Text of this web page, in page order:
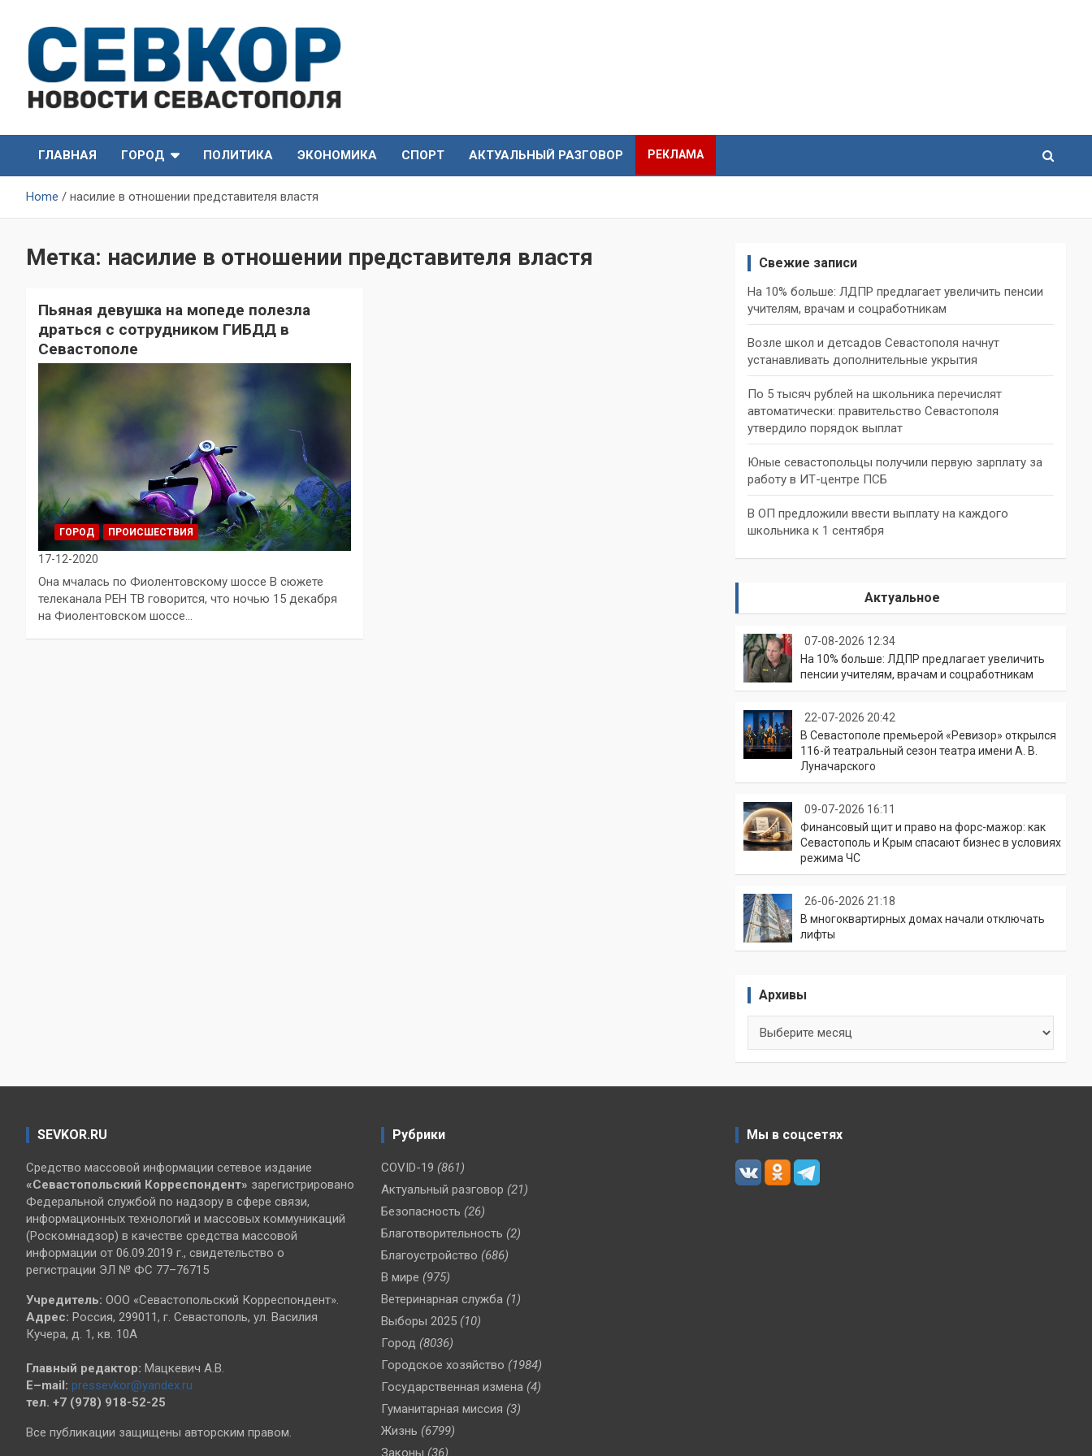
content
СевКор — Новости
Севастополя
Севастополя
ГЛАВНАЯ
ГОРОД ПОЛИТИКА ЭКОНОМИКА СПОРТ АКТУАЛЬНЫЙ РАЗГОВОР РЕКЛАМА
Home насилие в отношении представителя властя
Метка: насилие в отношении представителя властя
Пьяная девушка на мопеде полезла
драться с сотрудником ГИБДД в
Севастополе
ГОРОД ПРОИСШЕСТВИЯ
17-12-2020
Она мчалась по Фиолентовскому шоссе В сюжете
телеканала РЕН ТВ говорится, что ночью 15 декабря
на Фиолентовском шоссе…
Свежие записи
На 10% больше: ЛДПР предлагает увеличить пенсии
учителям, врачам и соцработникам
Возле школ и детсадов Севастополя начнут
устанавливать дополнительные укрытия
По 5 тысяч рублей на школьника перечислят
автоматически: правительство Севастополя
утвердило порядок выплат
Юные севастопольцы получили первую зарплату за
работу в ИТ-центре ПСБ
В ОП предложили ввести выплату на каждого
школьника к 1 сентября
Актуальное
07-08-2026 12:34
На 10% больше: ЛДПР предлагает увеличить
пенсии учителям, врачам и соцработникам
22-07-2026 20:42
В Севастополе премьерой «Ревизор» открылся
116-й театральный сезон театра имени А. В.
Луначарского
09-07-2026 16:11
Финансовый щит и право на форс-мажор: как
Севастополь и Крым спасают бизнес в условиях
режима ЧС
26-06-2026 21:18
В многоквартирных домах начали отключать
лифты
Архивы
SEVKOR.RU
Средство массовой информации сетевое издание
«Севастопольский Корреспондент» зарегистрировано
Федеральной службой по надзору в сфере связи,
информационных технологий и массовых коммуникаций
(Роскомнадзор) в качестве средства массовой
информации от 06.09.2019 г., свидетельство о
регистрации ЭЛ № ФС 77–76715
Учредитель: ООО «Севастопольский Корреспондент».
Адрес: Россия, 299011, г. Севастополь, ул. Василия
Кучера, д. 1, кв. 10А
Главный редактор: Мацкевич А.В.
E–mail: pressevkor@yandex.ru
тел. +7 (978) 918-52-25
Все публикации защищены авторским правом.
Рубрики
COVID-19 (861)
Актуальный разговор (21)
Безопасность (26)
Благотворительность (2)
Благоустройство (686)
В мире (975)
Ветеринарная служба (1)
Выборы 2025 (10)
Город (8036)
Городское хозяйство (1984)
Государственная измена (4)
Гуманитарная миссия (3)
Жизнь (6799)
Законы (36)
Мы в соцсетях